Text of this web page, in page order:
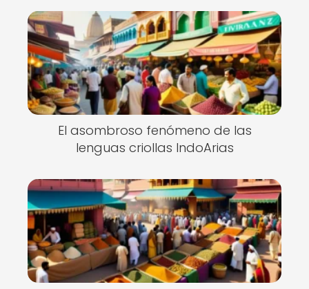
El asombroso fenómeno de las
lenguas criollas IndoArias